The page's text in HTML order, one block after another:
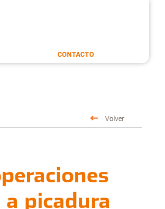
CONTACTO
Volver
picadura